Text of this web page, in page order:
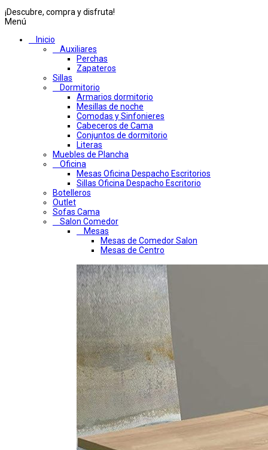
¡Descubre, compra y disfruta!
Menú
Inicio
Auxiliares
Perchas
Zapateros
Sillas
Dormitorio
Armarios dormitorio
Mesillas de noche
Comodas y Sinfonieres
Cabeceros de Cama
Conjuntos de dormitorio
Literas
Muebles de Plancha
Oficina
Mesas Oficina Despacho Escritorios
Sillas Oficina Despacho Escritorio
Botelleros
Outlet
Sofas Cama
Salon Comedor
Mesas
Mesas de Comedor Salon
Mesas de Centro